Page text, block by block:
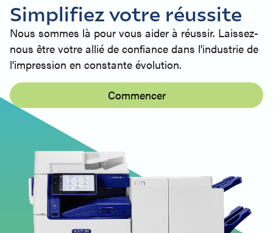
Simplifiez votre réussite
Nous sommes là pour vous aider à réussir. Laissez-
nous être votre allié de confiance dans l'industrie de
l'impression en constante évolution.
Commencer